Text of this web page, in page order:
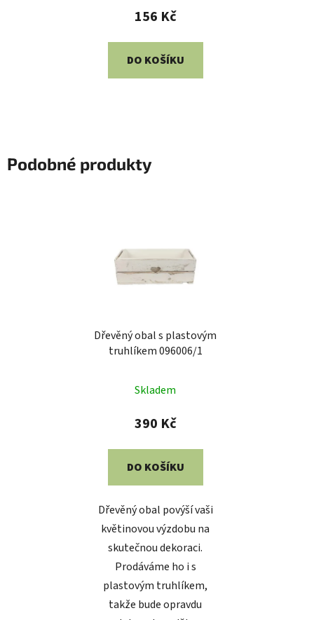
156 Kč
DO KOŠÍKU
Podobné produkty
Dřevěný obal s plastovým
truhlíkem 096006/1
Skladem
390 Kč
DO KOŠÍKU
Dřevěný obal povýší vaši
květinovou výzdobu na
skutečnou dekoraci.
Prodáváme ho i s
plastovým truhlíkem,
takže bude opravdu